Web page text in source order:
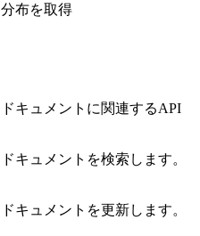
分布を取得
ドキュメントに関連するAPI
ドキュメントを検索します。
ドキュメントを更新します。